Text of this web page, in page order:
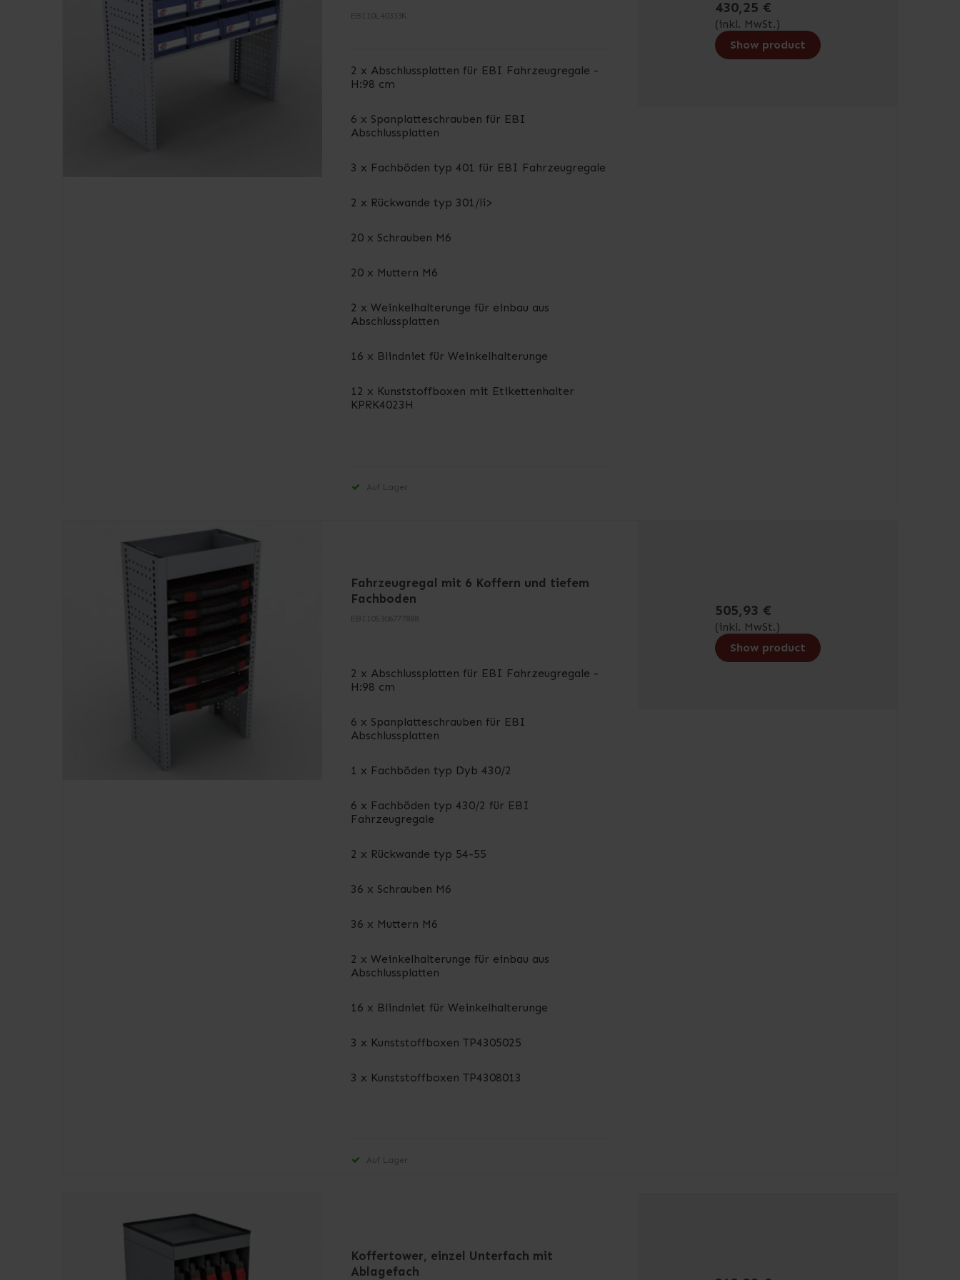
EBI10L40333K
2 x Abschlussplatten für EBI Fahrzeugregale -
H:98 cm
6 x Spanplatteschrauben für EBI
Abschlussplatten
3 x Fachböden typ 401 für EBI Fahrzeugregale
2 x Rückwande typ 301/li>
20 x Schrauben M6
20 x Muttern M6
2 x Weinkelhalterunge für einbau aus
Abschlussplatten
16 x Blindniet für Weinkelhalterunge
12 x Kunststoffboxen mit Etikettenhalter
KPRK4023H
Auf Lager
430,25 €
(inkl. MwSt.)
Show product
Fahrzeugregal mit 6 Koffern und tiefem
Fachboden
EBI10S306777888
2 x Abschlussplatten für EBI Fahrzeugregale -
H:98 cm
6 x Spanplatteschrauben für EBI
Abschlussplatten
1 x Fachböden typ Dyb 430/2
6 x Fachböden typ 430/2 für EBI
Fahrzeugregale
2 x Rückwande typ 54-55
36 x Schrauben M6
36 x Muttern M6
2 x Weinkelhalterunge für einbau aus
Abschlussplatten
16 x Blindniet für Weinkelhalterunge
3 x Kunststoffboxen TP4305025
3 x Kunststoffboxen TP4308013
Auf Lager
505,93 €
(inkl. MwSt.)
Show product
Koffertower, einzel Unterfach mit
Ablagefach